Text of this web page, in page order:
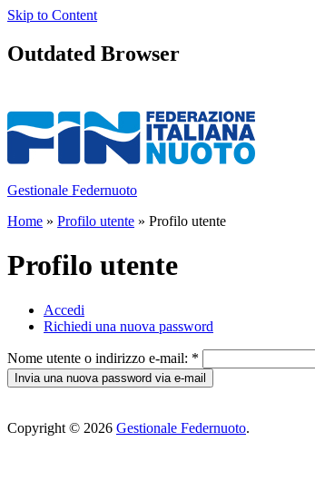
Skip to Content
Outdated Browser
Gestionale Federnuoto
Home » Profilo utente » Profilo utente
Profilo utente
Accedi
Richiedi una nuova password
Nome utente o indirizzo e-mail: *
Copyright © 2026 Gestionale Federnuoto.